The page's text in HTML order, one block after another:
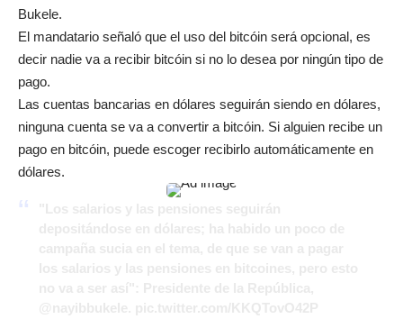
Bukele.
El mandatario señaló que el uso del bitcóin será opcional, es
decir nadie va a recibir bitcóin si no lo desea por ningún tipo de
pago.
Las cuentas bancarias en dólares seguirán siendo en dólares,
ninguna cuenta se va a convertir a bitcóin. Si alguien recibe un
pago en bitcóin, puede escoger recibirlo automáticamente en
dólares.